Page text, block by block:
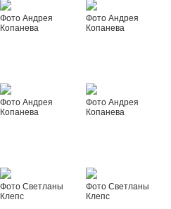
Фото Андрея
Копанева
Фото Андрея
Копанева
Фото Андрея
Копанева
Фото Андрея
Копанева
Фото Светланы
Клепс
Фото Светланы
Клепс